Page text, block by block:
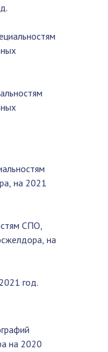
на 2021
СПО,
на
год.
на 2020